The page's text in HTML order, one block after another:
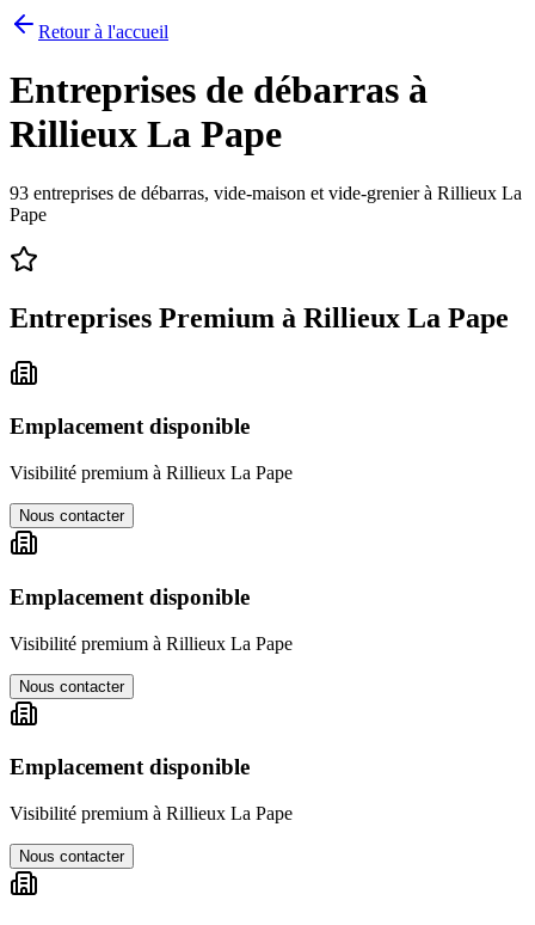
Retour à l'accueil
Entreprises de débarras à
Rillieux La Pape
93 entreprises de débarras, vide-maison et vide-grenier à Rillieux La
Pape
Entreprises Premium à Rillieux La Pape
Emplacement disponible
Visibilité premium à Rillieux La Pape
Nous contacter
Emplacement disponible
Visibilité premium à Rillieux La Pape
Nous contacter
Emplacement disponible
Visibilité premium à Rillieux La Pape
Nous contacter